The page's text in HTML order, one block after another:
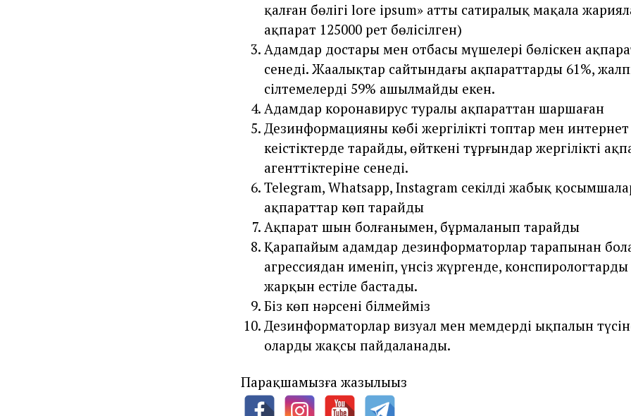
қалған бөлігі lore ipsum» атты сатиралық мақала
ақпарат 125000 рет бөлісілген)
Адамдар достары мен отбасы мүшелері бөліскен
сенеді. Жаңалықтар сайтындағы ақпараттардың 61%,
сілтемелердің 59% ашылмайды екен.
Адамдар коронавирус туралы ақпараттан шаршаған
Дезинформацияның көбі жергілікті топтар мен интернет
кеңістіктерде тарайды, өйткені тұрғындар жергілікті
агенттіктеріне сенеді.
Telegram, Whatsapp, Instagram секілді жабық
ақпараттар көп тарайды
Ақпарат шын болғанымен, бұрмаланып тарайды
Қарапайым адамдар дезинформаторлар тарапынан
агрессиядан именіп, үнсіз жүргенде, конспирологтардың
жарқын естіле бастады.
Біз көп нәрсені білмейміз
Дезинформаторлар визуал мен мемдердің ықпалын
оларды жақсы пайдаланады.
Парақшамызға жазылыңыз